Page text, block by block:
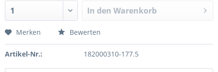
In den Warenkorb
Merken Bewerten
Artikel-Nr.: 182000310-177.5